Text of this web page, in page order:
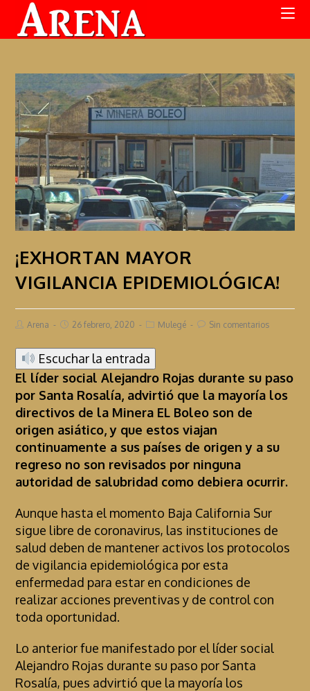
¡EXHORTAN MAYOR
VIGILANCIA EPIDEMIOLÓGICA!
Arena 26 febrero, 2020 Mulegé Sin comentarios
Escuchar la entrada
El líder social Alejandro Rojas durante su paso
por Santa Rosalía, advirtió que la mayoría los
directivos de la Minera EL Boleo son de
origen asiático, y que estos viajan
continuamente a sus países de origen y a su
regreso no son revisados por ninguna
autoridad de salubridad como debiera ocurrir.
Aunque hasta el momento Baja California Sur
sigue libre de coronavirus, las instituciones de
salud deben de mantener activos los protocolos
de vigilancia epidemiológica por esta
enfermedad para estar en condiciones de
realizar acciones preventivas y de control con
toda oportunidad.
Lo anterior fue manifestado por el líder social
Alejandro Rojas durante su paso por Santa
Rosalía, pues advirtió que la mayoría los